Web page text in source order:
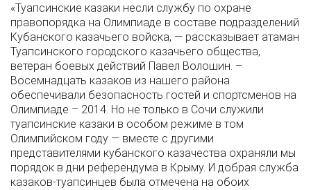
«Туапсинские казаки несли службу по охране
правопорядка на Олимпиаде в составе подразделений
Кубанского казачьего войска, — рассказывает атаман
Туапсинского городского казачьего общества,
ветеран боевых действий Павел Волошин. –
Восемнадцать казаков из нашего района
обеспечивали безопасность гостей и спортсменов на
Олимпиаде – 2014. Но не только в Сочи служили
туапсинские казаки в особом режиме в том
Олимпийском году — вместе с другими
представителями кубанского казачества охраняли мы
порядок в дни референдума в Крыму. И добрая служба
казаков-туапсинцев была отмечена на обоих